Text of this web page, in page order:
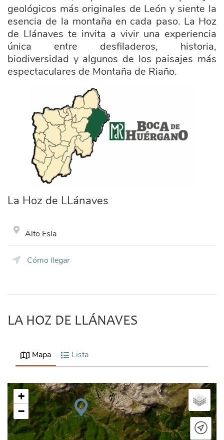
geológicos más originales de León y siente la
esencia de la montaña en cada paso. La Hoz
de Llánaves te invita a vivir una experiencia
única entre desfiladeros, historia,
biodiversidad y algunos de los paisajes más
espectaculares de Montaña de Riaño.
ayuntamiento_boca_de_huergano.png
La Hoz de LLánaves
Alto Esla
Cómo llegar
LA HOZ DE LLÁNAVES
Mapa Lista
+
−